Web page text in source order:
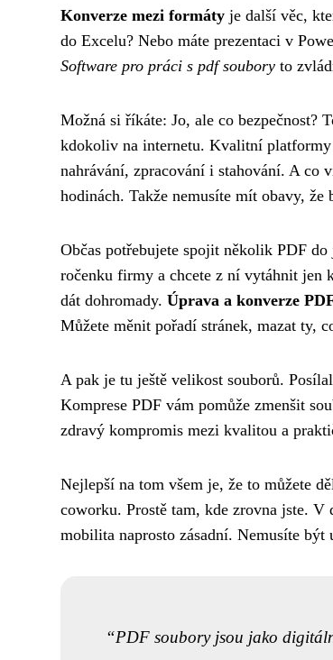
Konverze mezi formáty je další věc,
do Excelu? Nebo máte prezentaci v
Software pro práci s pdf soubory to
Možná si říkáte: Jo, ale co bezpečnost?
kdokoliv na internetu. Kvalitní
nahrávání, zpracování i stahování. A co
hodinách. Takže nemusíte mít obavy, že
Občas potřebujete spojit několik PDF
ročenku firmy a chcete z ní vytáhnit jen
dát dohromady. Úprava a konverze
Můžete měnit pořadí stránek, mazat ty,
A pak je tu ještě velikost souborů.
Komprese PDF vám pomůže zmenšit
zdravý kompromis mezi kvalitou a
Nejlepší na tom všem je, že to můžete
coworku. Prostě tam, kde zrovna jste.
mobilita naprosto zásadní. Nemusíte
PDF soubory jsou jako